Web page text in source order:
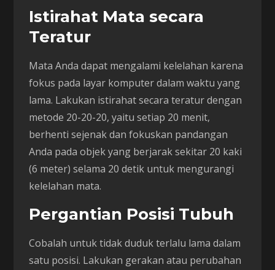
Istirahat Mata secara
Teratur
Mata Anda dapat mengalami kelelahan karena
fokus pada layar komputer dalam waktu yang
lama. Lakukan istirahat secara teratur dengan
metode 20-20-20, yaitu setiap 20 menit,
berhenti sejenak dan fokuskan pandangan
Anda pada objek yang berjarak sekitar 20 kaki
(6 meter) selama 20 detik untuk mengurangi
kelelahan mata.
Pergantian Posisi Tubuh
Cobalah untuk tidak duduk terlalu lama dalam
satu posisi. Lakukan gerakan atau perubahan